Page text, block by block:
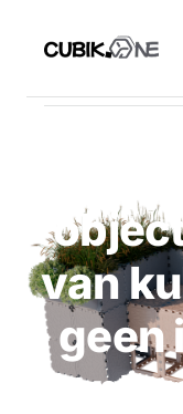
van
geen